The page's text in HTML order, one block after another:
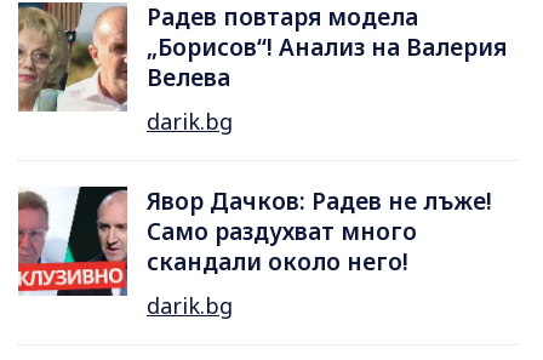
Радев повтаря модела
„Борисов“! Анализ на Валерия
Велева
darik.bg
Явор Дачков: Радев не лъже!
Само раздухват много
скандали около него!
darik.bg